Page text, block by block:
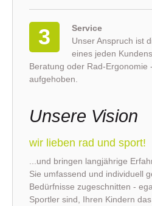
3
Service
Unser Anspruch ist
eines jeden
Beratung oder Rad-Ergonomie
aufgehoben.
Unsere Vision
wir lieben rad und sport!
...und bringen langjährige
Sie umfassend und individuell
Bedürfnisse zugeschnitten -
Sportler sind, Ihren Kindern